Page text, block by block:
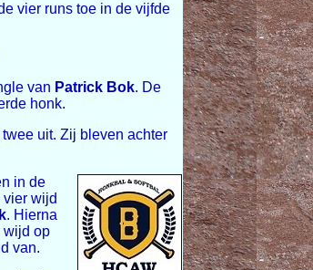
vier runs toe in de vijfde
van Patrick Bok. De
honk.
uit. Zij bleven achter
in de
wijd
. Hierna
wijd op
van.